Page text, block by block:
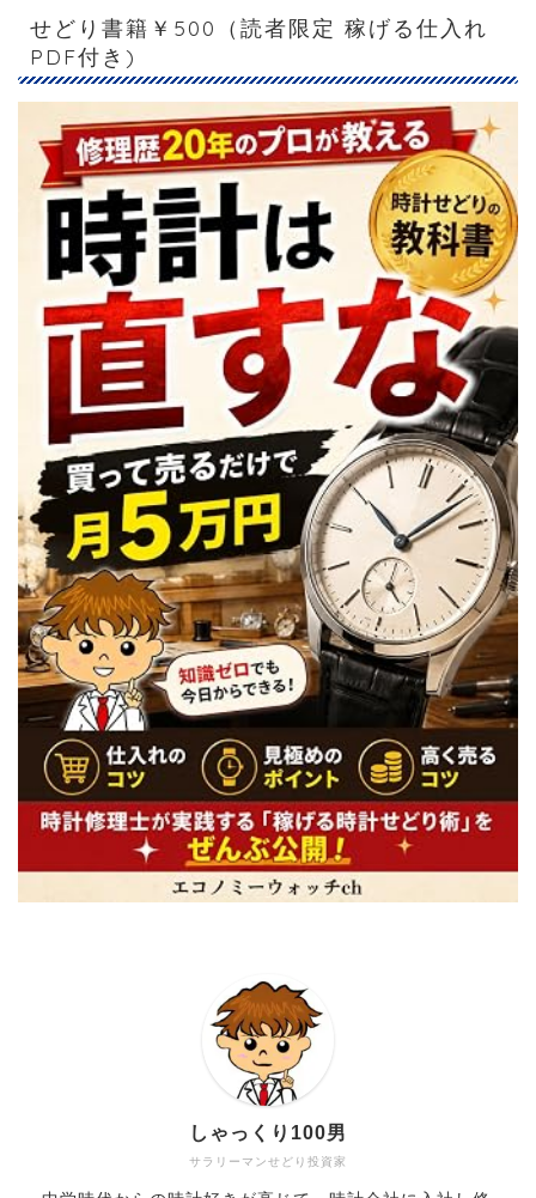
せどり書籍￥500（読者限定 稼げる仕入れ
PDF付き)
サラリーマンせどり投資家
しゃっくり100男